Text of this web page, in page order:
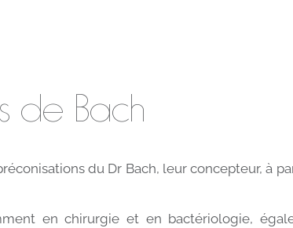
de Bach
du Dr Bach, leur concepteur, à
en chirurgie et en bactériologie,